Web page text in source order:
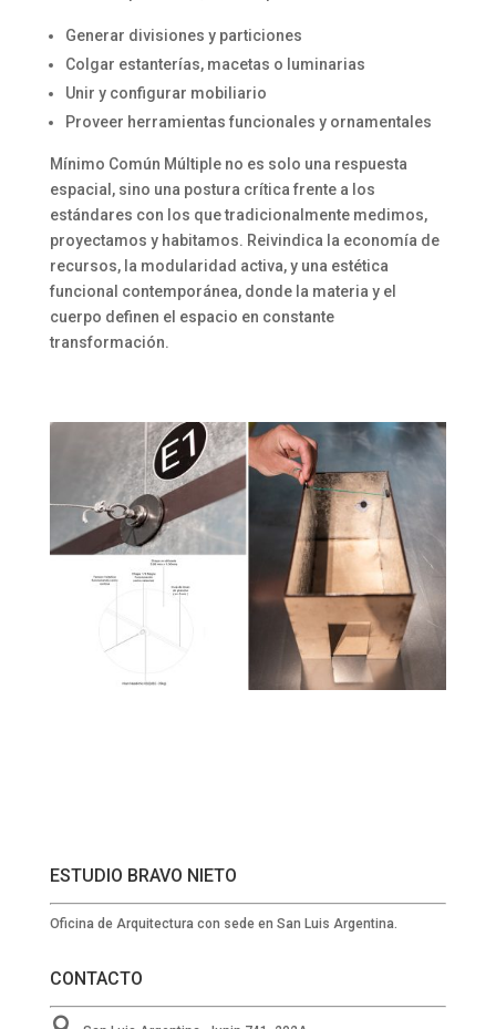
Generar divisiones y particiones
Colgar estanterías, macetas o luminarias
Unir y configurar mobiliario
Proveer herramientas funcionales y ornamentales
Mínimo Común Múltiple no es solo una respuesta
espacial, sino una postura crítica frente a los
estándares con los que tradicionalmente medimos,
proyectamos y habitamos. Reivindica la economía de
recursos, la modularidad activa, y una estética
funcional contemporánea, donde la materia y el
cuerpo definen el espacio en constante
transformación.
ESTUDIO BRAVO NIETO
Oficina de Arquitectura con sede en San Luis Argentina.
CONTACTO